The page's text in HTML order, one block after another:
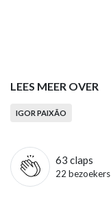
LEES MEER OVER
IGOR PAIXÃO
63 claps
22 bezoekers